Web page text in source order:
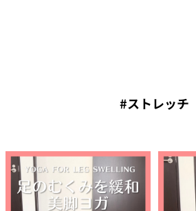
#ストレッチ